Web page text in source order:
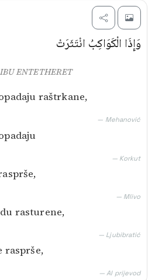
وَإِذَا الْكَوَاكِبُ انْتَثَرَتْ
ENTETHERET
raštrkane,
— Mehanović
— Korkut
— Mlivo
rasturene,
— Ljubibratić
rasprše,
— AI prijevod